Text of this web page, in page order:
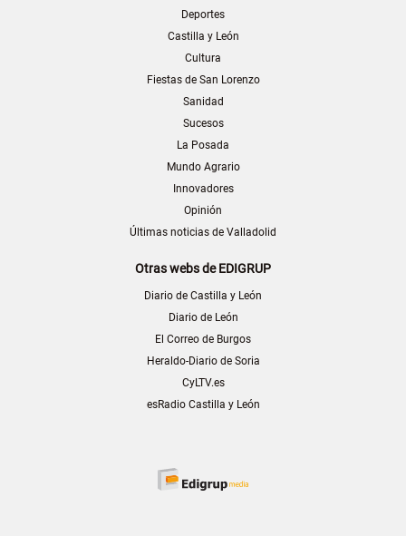
Deportes
Castilla y León
Cultura
Fiestas de San Lorenzo
Sanidad
Sucesos
La Posada
Mundo Agrario
Innovadores
Opinión
Últimas noticias de Valladolid
Otras webs de EDIGRUP
Diario de Castilla y León
Diario de León
El Correo de Burgos
Heraldo-Diario de Soria
CyLTV.es
esRadio Castilla y León